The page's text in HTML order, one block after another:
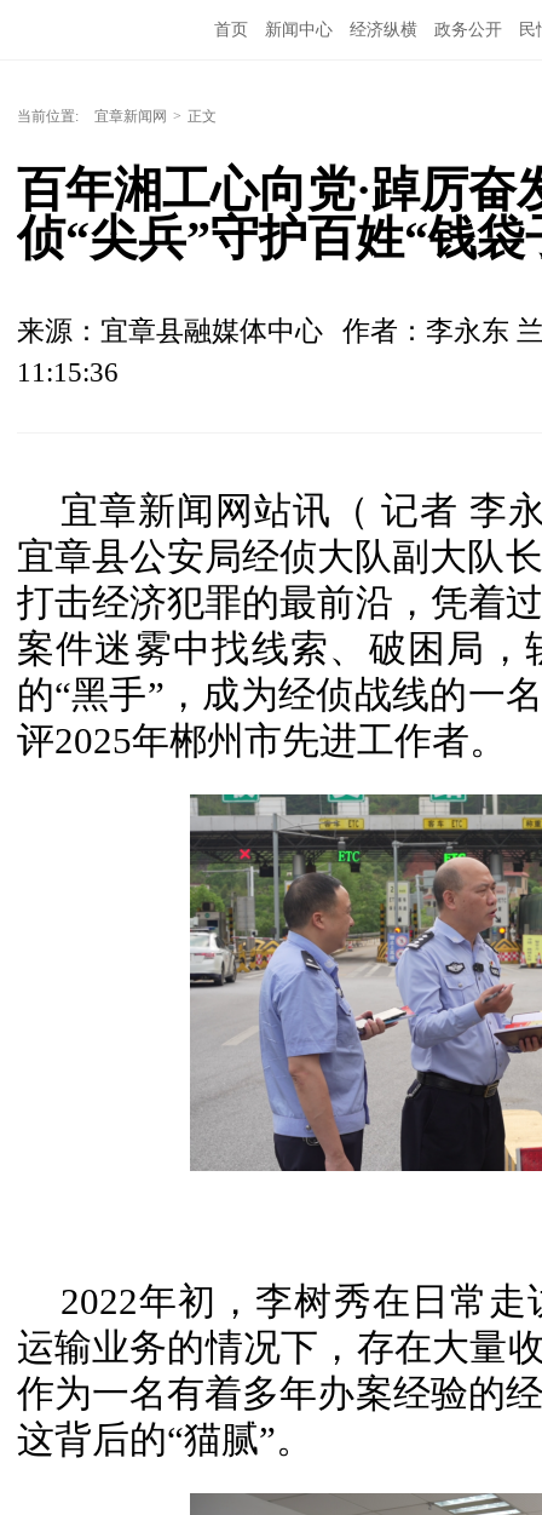
首页 新闻中心 经济纵横 政务公开 民
当前位置: 宜章新闻网 > 正文
百年湘工心向党·踔厉奋
侦“尖兵”守护百姓“钱袋
来源：宜章县融媒体中心
作者：李永东
11:15:36
宜章新闻网站讯（ 记者 李
宜章县公安局经侦大队副大队
打击经济犯罪的最前沿，凭着
案件迷雾中找线索、破困局
的“黑手”，成为经侦战线的一
评2025年郴州市先进工作者。
2022年初，李树秀在日常
运输业务的情况下，存在大量
作为一名有着多年办案经验的
这背后的“猫腻”。